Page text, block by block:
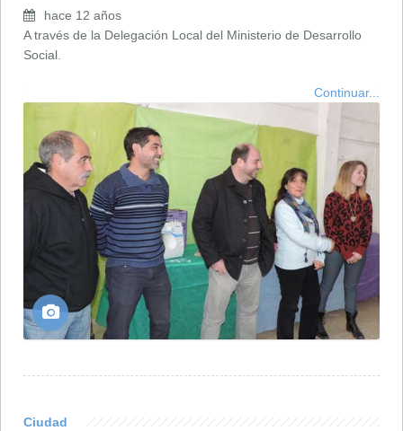
hace 12 años
A través de la Delegación Local del Ministerio de Desarrollo
Social.
Continuar...
Ciudad